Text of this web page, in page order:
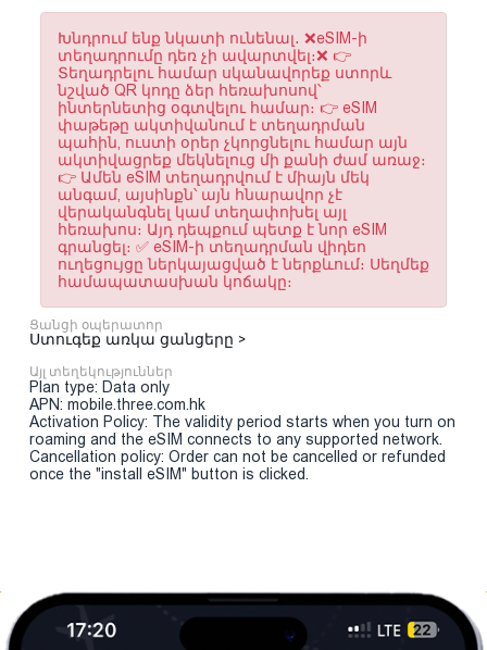
Խնդրում ենք նկատի ունենալ․ ❌eSIM-ի
տեղադրումը դեռ չի ավարտվել։❌ 👉
Տեղադրելու համար սկանավորեք ստորև
նշված QR կոդը ձեր հեռախոսով՝
ինտերնետից օգտվելու համար։ 👉 eSIM
փաթեթը ակտիվանում է տեղադրման
պահին, ուստի օրեր չկորցնելու համար այն
ակտիվացրեք մեկնելուց մի քանի ժամ առաջ։
👉 Ամեն eSIM տեղադրվում է միայն մեկ
անգամ, այսինքն՝ այն հնարավոր չէ
վերականգնել կամ տեղափոխել այլ
հեռախոս։ Այդ դեպքում պետք է նոր eSIM
գրանցել։ ✅ eSIM-ի տեղադրման վիդեո
ուղեցույցը ներկայացված է ներքևում։ Սեղմեք
համապատասխան կոճակը։
Ցանցի օպերատոր
Ստուգեք առկա ցանցերը >
Այլ տեղեկություններ
Plan type: Data only
APN: mobile.three.com.hk
Activation Policy: The validity period starts when you turn on
roaming and the eSIM connects to any supported network.
Cancellation policy: Order can not be cancelled or refunded
once the "install eSIM" button is clicked.